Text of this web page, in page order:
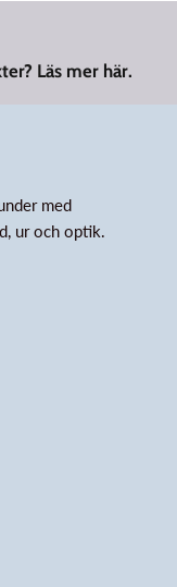
Läs mer här.
med
ur och optik.